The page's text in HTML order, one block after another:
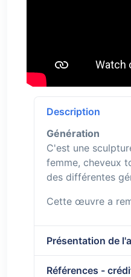
Description
Génération
C'est une
femme, cheveux
des différentes
Cette œuvre a
Présentation de
Références -